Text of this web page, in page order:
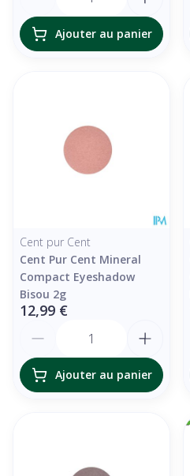
Ajouter au panier
Cent pur Cent
Cent Pur Cent Mineral
Compact Eyeshadow
Bisou 2g
12,99 €
Ajouter au panier